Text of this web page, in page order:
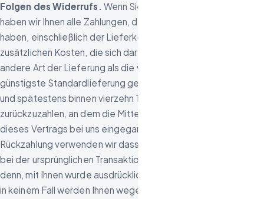
Folgen des Widerrufs. Wenn Sie diesen Vertrag widerrufen,
haben wir Ihnen alle Zahlungen, die wir von Ihnen erhalten
haben, einschließlich der Lieferkosten (mit Ausnahme der
zusätzlichen Kosten, die sich daraus ergeben, dass Sie eine
andere Art der Lieferung als die von uns angebotene,
günstigste Standardlieferung gewählt haben), unverzüglich
und spätestens binnen vierzehn Tagen ab dem Tag
zurückzuzahlen, an dem die Mitteilung über Ihren Widerruf
dieses Vertrags bei uns eingegangen ist. Für diese
Rückzahlung verwenden wir dasselbe Zahlungsmittel, das Sie
bei der ursprünglichen Transaktion eingesetzt haben, es sei
denn, mit Ihnen wurde ausdrücklich etwas anderes vereinbart;
in keinem Fall werden Ihnen wegen dieser Rückzahlung